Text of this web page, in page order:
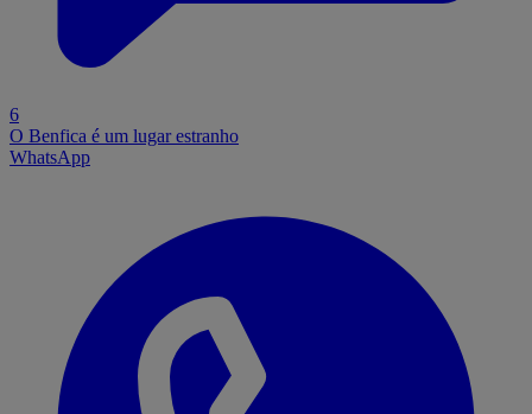
6
O Benfica é um lugar estranho
WhatsApp